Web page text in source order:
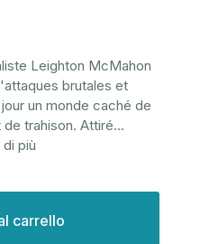
Leighton McMahon
brutales et
un monde caché de
trahison. Attiré...
più